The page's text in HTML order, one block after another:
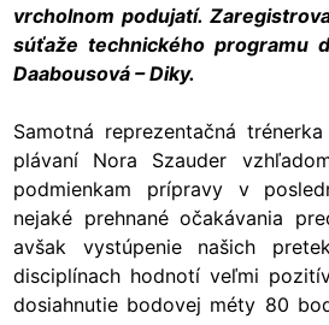
vrcholnom podujatí.
súťaže technického programu
Daabousová – Diky.
Samotná reprezentačná
plávaní Nora Szauder
podmienkam prípravy v
nejaké prehnané očakávania
avšak vystúpenie našich
disciplínach hodnotí veľmi
dosiahnutie bodovej méty 80